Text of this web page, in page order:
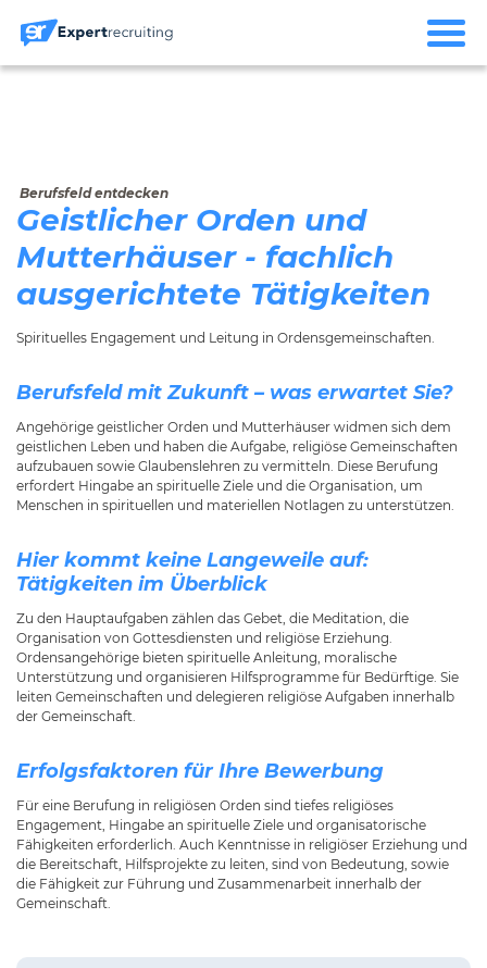
Berufsfeld entdecken
Geistlicher Orden und
Mutterhäuser - fachlich
ausgerichtete Tätigkeiten
Spirituelles Engagement und Leitung in Ordensgemeinschaften.
Berufsfeld mit Zukunft – was erwartet Sie?
Angehörige geistlicher Orden und Mutterhäuser widmen sich dem
geistlichen Leben und haben die Aufgabe, religiöse Gemeinschaften
aufzubauen sowie Glaubenslehren zu vermitteln. Diese Berufung
erfordert Hingabe an spirituelle Ziele und die Organisation, um
Menschen in spirituellen und materiellen Notlagen zu unterstützen.
Hier kommt keine Langeweile auf:
Tätigkeiten im Überblick
Zu den Hauptaufgaben zählen das Gebet, die Meditation, die
Organisation von Gottesdiensten und religiöse Erziehung.
Ordensangehörige bieten spirituelle Anleitung, moralische
Unterstützung und organisieren Hilfsprogramme für Bedürftige. Sie
leiten Gemeinschaften und delegieren religiöse Aufgaben innerhalb
der Gemeinschaft.
Erfolgsfaktoren für Ihre Bewerbung
Für eine Berufung in religiösen Orden sind tiefes religiöses
Engagement, Hingabe an spirituelle Ziele und organisatorische
Fähigkeiten erforderlich. Auch Kenntnisse in religiöser Erziehung und
die Bereitschaft, Hilfsprojekte zu leiten, sind von Bedeutung, sowie
die Fähigkeit zur Führung und Zusammenarbeit innerhalb der
Gemeinschaft.